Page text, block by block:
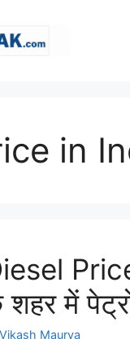
in
में
Vikash Maurya